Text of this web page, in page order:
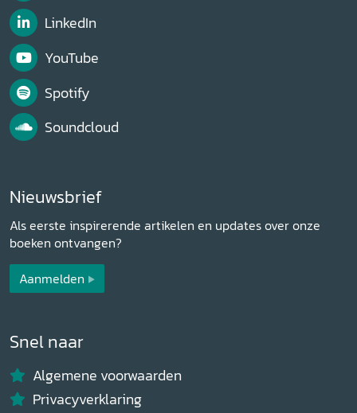
LinkedIn
YouTube
Spotify
Soundcloud
Nieuwsbrief
Als eerste inspirerende artikelen en updates over onze
boeken ontvangen?
Aanmelden
Snel naar
Algemene voorwaarden
Privacyverklaring